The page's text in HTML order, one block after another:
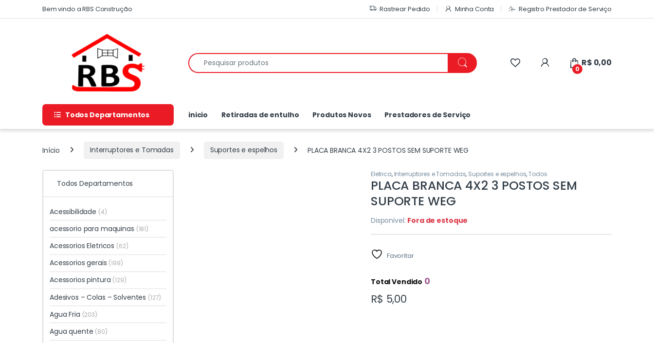
Skip to navigation
Skip to contentBem vindo a RBS Construção Rastrear Pedido Minha Conta Registro Prestador de Serviço
Search for:
0
R$ 0,00
Todos Departamentos inicio Retiradas de entulho Produtos Novos Prestadores de Serviço
Início Interruptores e Tomadas Suportes e espelhos PLACA BRANCA 4X2 3 POSTOS SEM SUPORTE WEG
Eletrica, Interruptores e Tomadas, Suportes e espelhos,Todos
PLACA BRANCA 4X2 3 POSTOS SEM
SUPORTE WEG
Disponivel: Fora de estoque
Favoritar
Total Vendido 0
R$ 5,00
Todos Departamentos
Acessibilidade (4)
acessorio para maquinas (181)
Acessorios Eletricos (62)
Acessorios gerais (199)
Acessorios pintura (129)
Adesivos – Colas – Solventes (127)
Agua Fria (203)
Agua quente (80)